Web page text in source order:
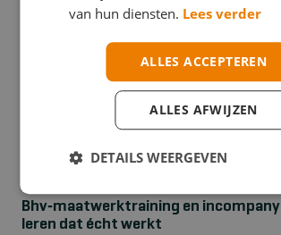
Bhv‑maatwerktraining en
leren dat écht werkt
van hun diensten. Lees verder
ALLES ACCEPTEREN
ALLES AFWIJZEN
DETAILS WEERGEVEN